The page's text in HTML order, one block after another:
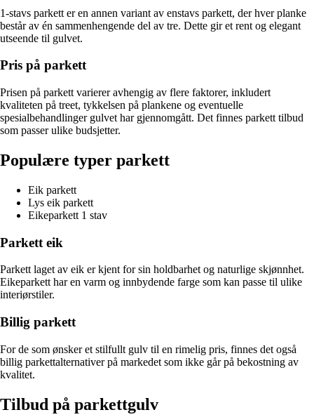
1-stavs parkett er en annen variant av enstavs parkett, der hver planke
består av én sammenhengende del av tre. Dette gir et rent og elegant
utseende til gulvet.
Pris på parkett
Prisen på parkett varierer avhengig av flere faktorer, inkludert
kvaliteten på treet, tykkelsen på plankene og eventuelle
spesialbehandlinger gulvet har gjennomgått. Det finnes parkett tilbud
som passer ulike budsjetter.
Populære typer parkett
Eik parkett
Lys eik parkett
Eikeparkett 1 stav
Parkett eik
Parkett laget av eik er kjent for sin holdbarhet og naturlige skjønnhet.
Eikeparkett har en varm og innbydende farge som kan passe til ulike
interiørstiler.
Billig parkett
For de som ønsker et stilfullt gulv til en rimelig pris, finnes det også
billig parkettalternativer på markedet som ikke går på bekostning av
kvalitet.
Tilbud på parkettgulv